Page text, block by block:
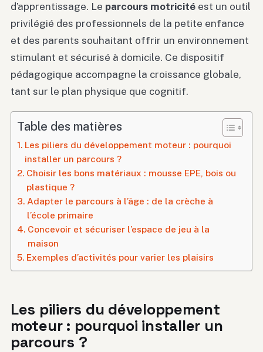
d’apprentissage. Le parcours motricité est un outil
privilégié des professionnels de la petite enfance
et des parents souhaitant offrir un environnement
stimulant et sécurisé à domicile. Ce dispositif
pédagogique accompagne la croissance globale,
tant sur le plan physique que cognitif.
Table des matières
Les piliers du développement moteur : pourquoi
installer un parcours ?
Choisir les bons matériaux : mousse EPE, bois ou
plastique ?
Adapter le parcours à l’âge : de la crèche à
l’école primaire
Concevoir et sécuriser l’espace de jeu à la
maison
Exemples d’activités pour varier les plaisirs
Les piliers du développement
moteur : pourquoi installer un
parcours ?